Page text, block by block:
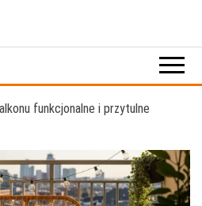
funkcjonalne i przytulne